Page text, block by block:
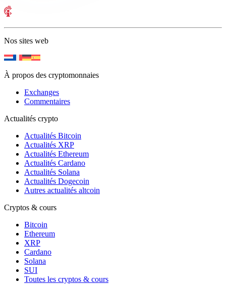
Nos sites web
À propos des cryptomonnaies
Exchanges
Commentaires
Actualités crypto
Actualités Bitcoin
Actualités XRP
Actualités Ethereum
Actualités Cardano
Actualités Solana
Actualités Dogecoin
Autres actualités altcoin
Cryptos & cours
Bitcoin
Ethereum
XRP
Cardano
Solana
SUI
Toutes les cryptos & cours